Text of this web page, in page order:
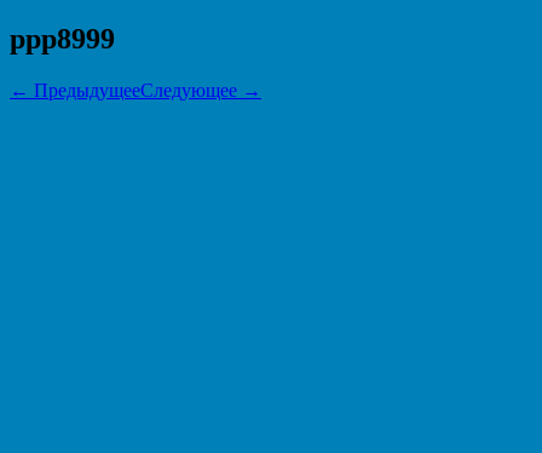
ppp8999
← ПредыдущееСледующее →